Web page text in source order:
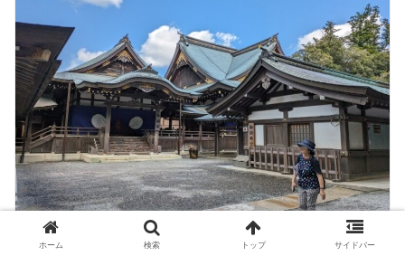
ホーム 検索 トップ サイドバー